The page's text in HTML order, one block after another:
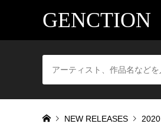
GENCTION
NEW RELEASES 2020